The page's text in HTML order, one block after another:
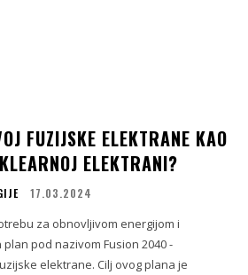
FUZIJSKE ELEKTRANE KAO
ELEKTRANI?
17.03.2024
za obnovljivom energijom i
pod nazivom Fusion 2040 -
elektrane. Cilj ovog plana je